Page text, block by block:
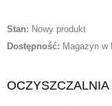
Stan: Nowy produkt
Dostępność: Magazyn w